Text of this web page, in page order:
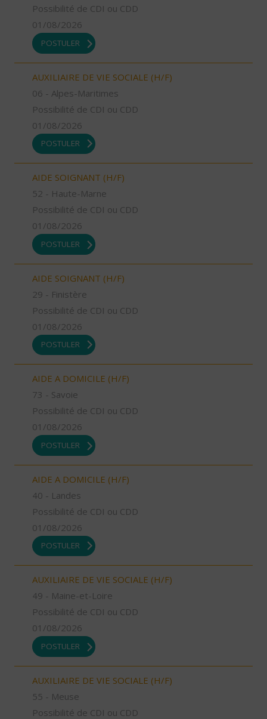
Possibilité de CDI ou CDD
01/08/2026
POSTULER
AUXILIAIRE DE VIE SOCIALE (H/F)
06 - Alpes-Maritimes
Possibilité de CDI ou CDD
01/08/2026
POSTULER
AIDE SOIGNANT (H/F)
52 - Haute-Marne
Possibilité de CDI ou CDD
01/08/2026
POSTULER
AIDE SOIGNANT (H/F)
29 - Finistère
Possibilité de CDI ou CDD
01/08/2026
POSTULER
AIDE A DOMICILE (H/F)
73 - Savoie
Possibilité de CDI ou CDD
01/08/2026
POSTULER
AIDE A DOMICILE (H/F)
40 - Landes
Possibilité de CDI ou CDD
01/08/2026
POSTULER
AUXILIAIRE DE VIE SOCIALE (H/F)
49 - Maine-et-Loire
Possibilité de CDI ou CDD
01/08/2026
POSTULER
AUXILIAIRE DE VIE SOCIALE (H/F)
55 - Meuse
Possibilité de CDI ou CDD